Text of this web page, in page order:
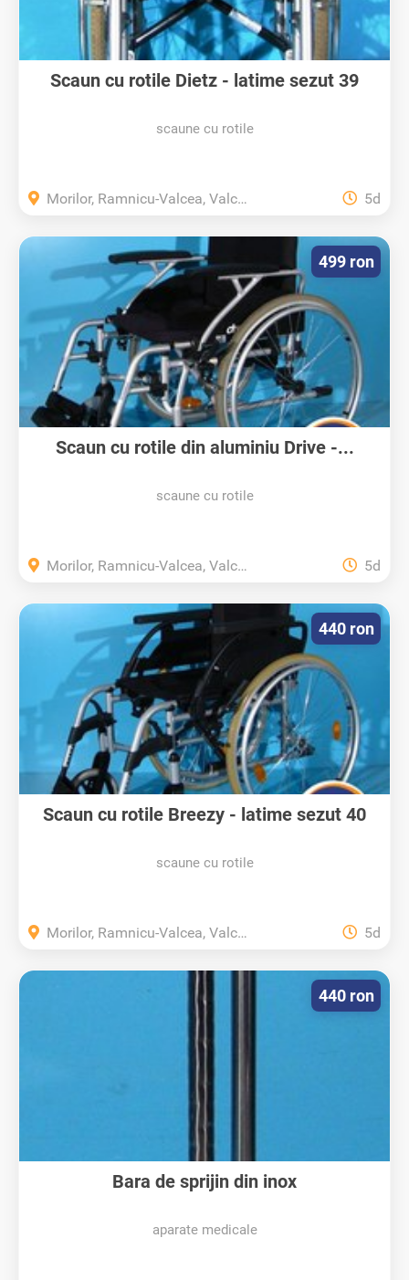
Scaun cu rotile Dietz - latime sezut 39
scaune cu rotile
Morilor, Ramnicu-Valcea, Valcea 5d
Scaun cu rotile din aluminiu Drive -...
scaune cu rotile
499 ron
Morilor, Ramnicu-Valcea, Valcea 5d
Scaun cu rotile Breezy - latime sezut 40
scaune cu rotile
440 ron
Morilor, Ramnicu-Valcea, Valcea 5d
Bara de sprijin din inox
aparate medicale
440 ron